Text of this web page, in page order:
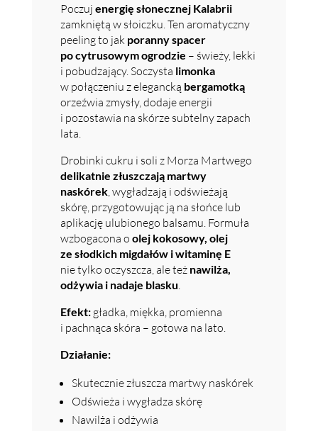
Poczuj energię słonecznej Kalabrii
zamkniętą w słoiczku. Ten aromatyczny
peeling to jak poranny spacer
po cytrusowym ogrodzie – świeży, lekki
i pobudzający. Soczysta limonka
w połączeniu z elegancką bergamotką
orzeźwia zmysły, dodaje energii
i pozostawia na skórze subtelny zapach
lata.
Drobinki cukru i soli z Morza Martwego
delikatnie złuszczają martwy
naskórek, wygładzają i odświeżają
skórę, przygotowując ją na słońce lub
aplikację ulubionego balsamu. Formuła
wzbogacona o olej kokosowy, olej
ze słodkich migdałów i witaminę E
nie tylko oczyszcza, ale też nawilża,
odżywia i nadaje blasku
Efekt:gładka, miękka, promienna
i pachnąca skóra – gotowa na lato.
Działanie:
Skutecznie złuszcza martwy naskórek
Odświeża i wygładza skórę
Nawilża i odżywia